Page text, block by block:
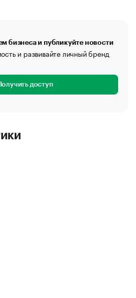
бизнеса и публикуйте новости
и развивайте личный бренд
Получить доступ